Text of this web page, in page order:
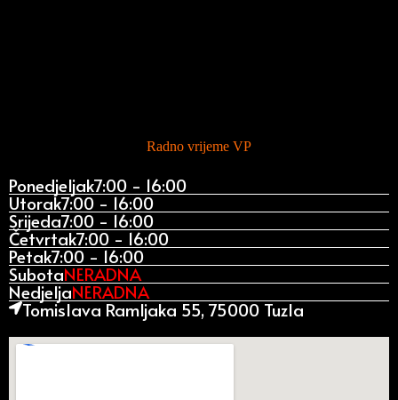
Radno vrijeme VP
Ponedjeljak7:00 - 16:00
Utorak7:00 - 16:00
Srijeda7:00 - 16:00
Četvrtak7:00 - 16:00
Petak7:00 - 16:00
SubotaNERADNA
NedjeljaNERADNA
Tomislava Ramljaka 55, 75000 Tuzla